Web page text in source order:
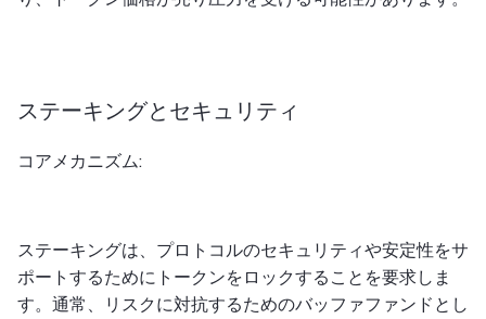
ステーキングとセキュリティ
コアメカニズム:
ステーキングは、プロトコルのセキュリティや安定性をサ
ポートするためにトークンをロックすることを要求しま
す。通常、リスクに対抗するためのバッファファンドとし